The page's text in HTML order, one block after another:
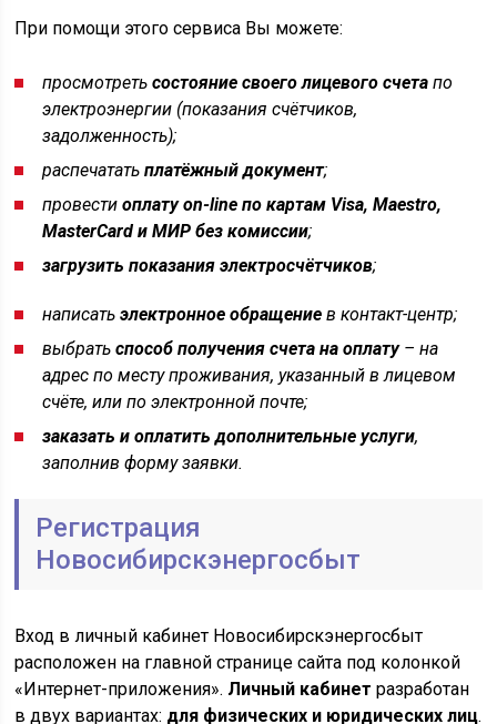
При помощи этого сервиса Вы можете:
просмотретьсостояние своего лицевого счета по
электроэнергии (показания счётчиков,
задолженность);
распечататьплатёжный документ;
провестиоплату on-line по картам Visa, Maestro,
МasterCard и МИР без комиссии;
загрузить показания электросчётчиков;
написатьэлектронное обращение в контакт-центр;
выбратьспособ получения счета на оплату– на
адрес по месту проживания, указанный в лицевом
счёте, или по электронной почте;
заказать и оплатить дополнительные услуги,
заполнив форму заявки.
Регистрация
Новосибирскэнергосбыт
Вход в личный кабинет Новосибирскэнергосбыт
расположен на главной странице сайта под колонкой
«Интернет-приложения». Личный кабинет разработан
в двух вариантах: для физических и юридических лиц.